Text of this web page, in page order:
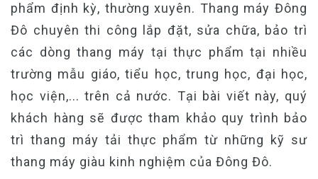
phẩm định kỳ, thường xuyên. Thang máy Đông
Đô chuyên thi công lắp đặt, sửa chữa, bảo trì
các dòng thang máy tại thực phẩm tại nhiều
trường mẫu giáo, tiểu học, trung học, đại học,
học viện,... trên cả nước. Tại bài viết này, quý
khách hàng sẽ được tham khảo quy trình bảo
trì thang máy tải thực phẩm từ những kỹ sư
thang máy giàu kinh nghiệm của Đông Đô.